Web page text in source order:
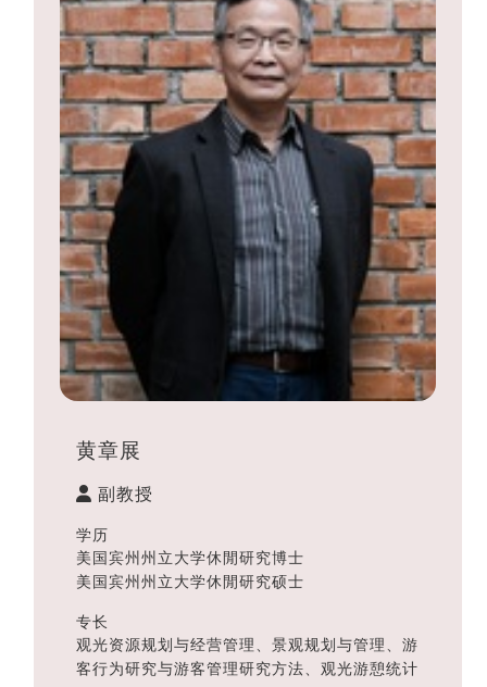
黄章展
副教授
学历
美国宾州州立大学休閒研究博士
美国宾州州立大学休閒研究硕士
专长
观光资源规划与经营管理、景观规划与管理、游
客行为研究与游客管理研究方法、观光游憩统计